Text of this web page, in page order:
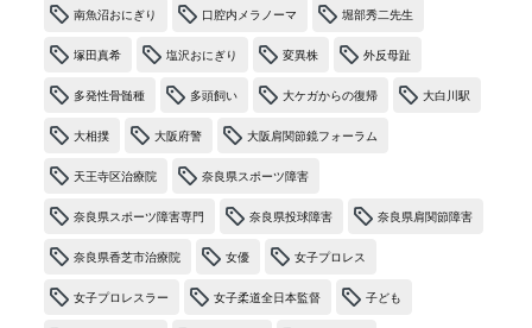
南魚沼おにぎり 口腔内メラノーマ 堀部秀二先生
塚田真希 塩沢おにぎり 変異株 外反母趾
多発性骨髄種 多頭飼い 大ケガからの復帰 大白川駅
大相撲 大阪府警 大阪肩関節鏡フォーラム
天王寺区治療院 奈良県スポーツ障害
奈良県スポーツ障害専門 奈良県投球障害 奈良県肩関節障害
奈良県香芝市治療院 女優 女子プロレス
女子プロレスラー 女子柔道全日本監督 子ども